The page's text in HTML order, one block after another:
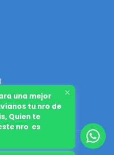
una mejor
tu nro de
Quien te
nro es